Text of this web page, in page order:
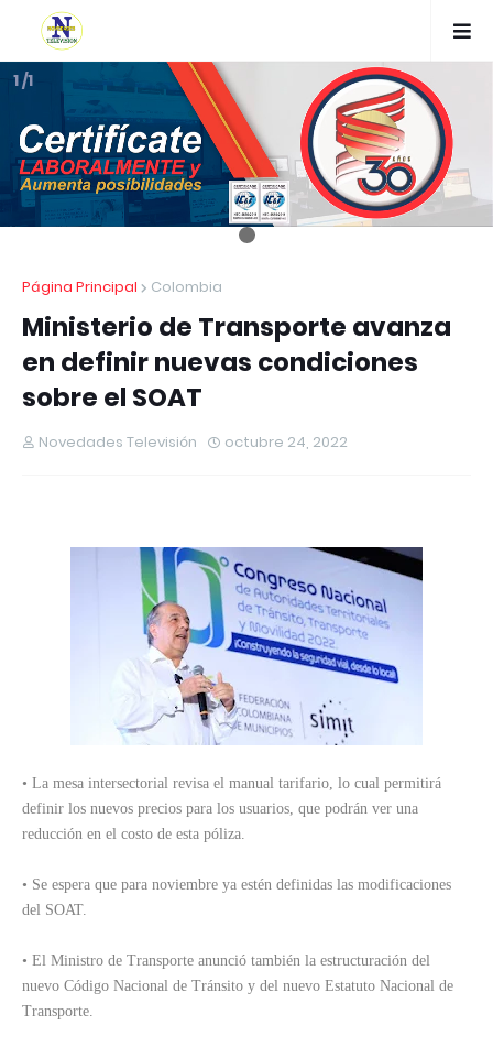
1 /1
Página Principal Colombia
Ministerio de Transporte avanza
en definir nuevas condiciones
sobre el SOAT
Novedades Televisión octubre 24, 2022
• La mesa intersectorial revisa el manual tarifario, lo cual permitirá
definir los nuevos precios para los usuarios, que podrán ver una
reducción en el costo de esta póliza.
• Se espera que para noviembre ya estén definidas las modificaciones
del SOAT.
• El Ministro de Transporte anunció también la estructuración del
nuevo Código Nacional de Tránsito y del nuevo Estatuto Nacional de
Transporte.